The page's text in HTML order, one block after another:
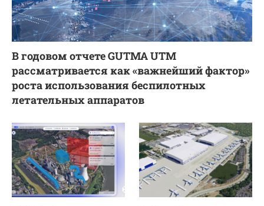
В годовом отчете GUTMA UTM
рассматривается как «важнейший фактор»
роста использования беспилотных
летательных аппаратов